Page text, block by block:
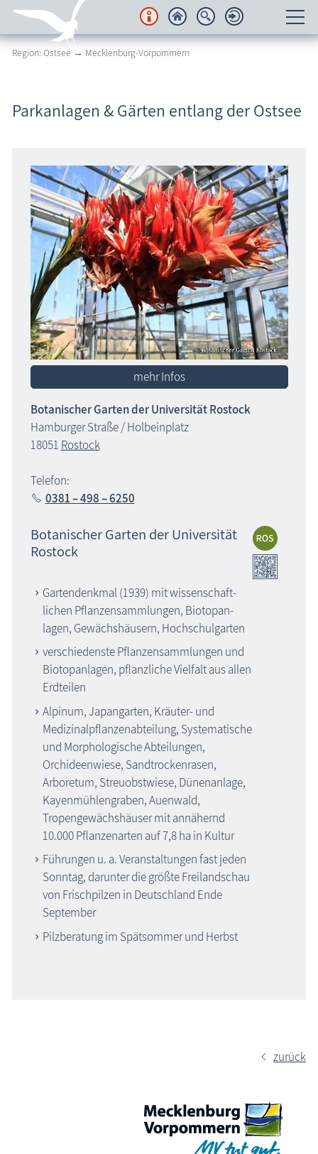
Unterkünfte
Karten
Freizeit
Wissenswertes
Veranstaltungen
Blog
Region: Ostsee → Mecklenburg-Vorpommern
Parkanlagen & Gärten entlang der Ostsee
mehr Infos
Botanischer Garten der Universität Rostock
Hamburger Straße / Holbeinplatz
18051 Rostock
Telefon:
0381 – 498 – 6250
Botanischer Garten der Universität
Rostock
Gartendenkmal (1939) mit wissenschaft­
lichen Pflanzensammlungen, Biotopan­
lagen, Gewächshäusern, Hochschulgarten
verschiedenste Pflanzensammlungen und
Biotopanlagen, pflanzliche Vielfalt aus allen
Erdteilen
Alpinum, Japangarten, Kräuter- und
Medizinalpflanzenabteilung, Systematische
und Morphologische Abteilungen,
Orchideenwiese, Sandtrockenrasen,
Arboretum, Streuobstwiese, Dünenanlage,
Kayenmühlengraben, Auenwald,
Tropengewächshäuser mit annähernd
10.000 Pflanzenarten auf 7,8 ha in Kultur
Führungen u. a. Veranstaltungen fast jeden
Sonntag, darunter die größte Freilandschau
von Frischpilzen in Deutschland Ende
September
Pilzberatung im Spätsommer und Herbst
zurück